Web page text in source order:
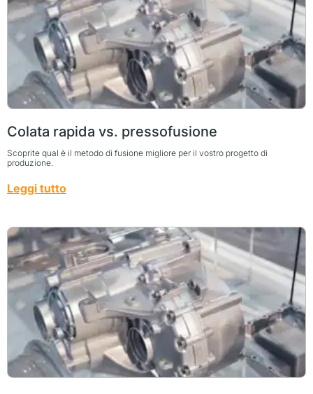
Colata rapida vs. pressofusione
Scoprite qual è il metodo di fusione migliore per il vostro progetto di
produzione.
Leggi tutto